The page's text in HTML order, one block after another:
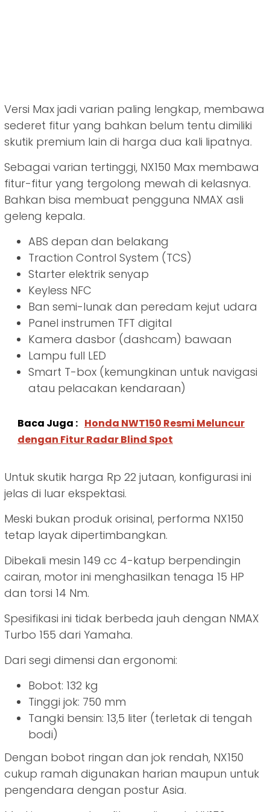
Versi Max jadi varian paling lengkap, membawa
sederet fitur yang bahkan belum tentu dimiliki
skutik premium lain di harga dua kali lipatnya.
Sebagai varian tertinggi, NX150 Max membawa
fitur-fitur yang tergolong mewah di kelasnya.
Bahkan bisa membuat pengguna NMAX asli
geleng kepala.
ABS depan dan belakang
Traction Control System (TCS)
Starter elektrik senyap
Keyless NFC
Ban semi-lunak dan peredam kejut udara
Panel instrumen TFT digital
Kamera dasbor (dashcam) bawaan
Lampu full LED
Smart T-box (kemungkinan untuk navigasi
atau pelacakan kendaraan)
Baca Juga : Honda NWT150 Resmi Meluncur
dengan Fitur Radar Blind Spot
Untuk skutik harga Rp 22 jutaan, konfigurasi ini
jelas di luar ekspektasi.
Meski bukan produk orisinal, performa NX150
tetap layak dipertimbangkan.
Dibekali mesin 149 cc 4-katup berpendingin
cairan, motor ini menghasilkan tenaga 15 HP
dan torsi 14 Nm.
Spesifikasi ini tidak berbeda jauh dengan NMAX
Turbo 155 dari Yamaha.
Dari segi dimensi dan ergonomi:
Bobot: 132 kg
Tinggi jok: 750 mm
Tangki bensin: 13,5 liter (terletak di tengah
bodi)
Dengan bobot ringan dan jok rendah, NX150
cukup ramah digunakan harian maupun untuk
pengendara dengan postur Asia.